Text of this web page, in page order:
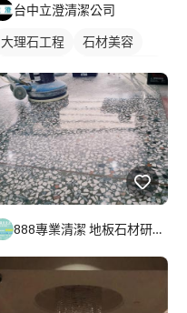
台中立澄清潔公司
大理石工程
石材美容
石材地板
888專業清潔 地板石材研磨拋光晶化 林庚宏